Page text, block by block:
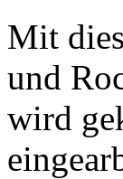
Mit
und
wird